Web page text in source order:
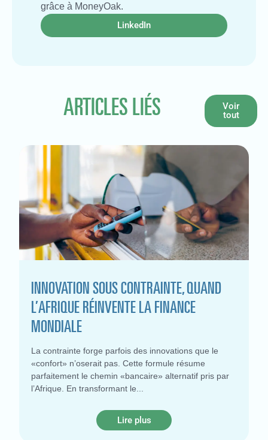
grâce à MoneyOak.
LinkedIn
ARTICLES LIÉS
Voir
tout
INNOVATION SOUS CONTRAINTE, QUAND
L’AFRIQUE RÉINVENTE LA FINANCE
MONDIALE
La contrainte forge parfois des innovations que le
«confort» n’oserait pas. Cette formule résume
parfaitement le chemin «bancaire» alternatif pris par
l’Afrique. En transformant le
Lire plus